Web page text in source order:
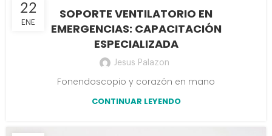
22
ENE
SOPORTE VENTILATORIO EN
EMERGENCIAS: CAPACITACIÓN
ESPECIALIZADA
Jesus Palazon
Fonendoscopio y corazón en mano
CONTINUAR LEYENDO